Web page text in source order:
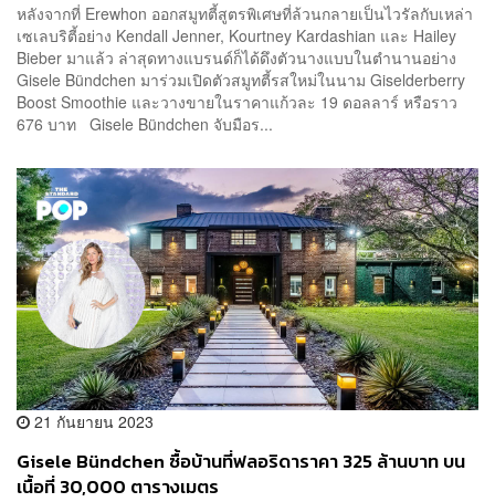
หลังจากที่ Erewhon ออกสมูทตี้สูตรพิเศษที่ล้วนกลายเป็นไวรัลกับเหล่า
เซเลบริตี้อย่าง Kendall Jenner, Kourtney Kardashian และ Hailey
Bieber มาแล้ว ล่าสุดทางแบรนด์ก็ได้ดึงตัวนางแบบในตำนานอย่าง
Gisele Bündchen มาร่วมเปิดตัวสมูทตี้รสใหม่ในนาม Giselderberry
Boost Smoothie และวางขายในราคาแก้วละ 19 ดอลลาร์ หรือราว
676 บาท Gisele Bündchen จับมือร...
21 กันยายน 2023
Gisele Bündchen ซื้อบ้านที่ฟลอริดาราคา 325 ล้านบาท บน
เนื้อที่ 30,000 ตารางเมตร